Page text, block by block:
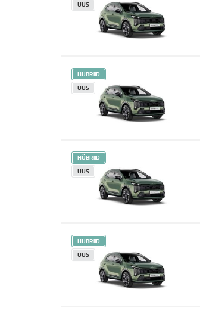
UUS
HÜBRIID
UUS
HÜBRIID
UUS
HÜBRIID
UUS